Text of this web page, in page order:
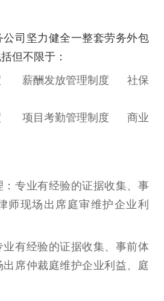
司坚力健全一整套劳务外包
但不限于：
薪酬发放管理制度 社保
项目考勤管理制度 商业
专业有经验的证据收集、事
师现场出席庭审维护企业利
有经验的证据收集、事前体
席仲裁庭维护企业利益、庭